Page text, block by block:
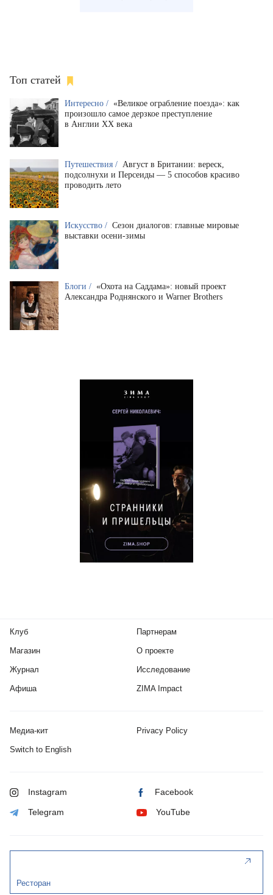
Топ статей
Интересно / «Великое ограбление поезда»: как
произошло самое дерзкое преступление
в Англии XX века
Путешествия / Август в Британии: вереск,
подсолнухи и Персеиды — 5 способов красиво
проводить лето
Искусство / Сезон диалогов: главные мировые
выставки осени-зимы
Блоги / «Охота на Саддама»: новый проект
Александра Роднянского и Warner Brothers
Клуб
Магазин
Журнал
Афиша
Партнерам
О проекте
Исследование
ZIMA Impact
Медиа-кит Privacy Policy
Switch to English
Instagram Facebook
Telegram YouTube
Ресторан